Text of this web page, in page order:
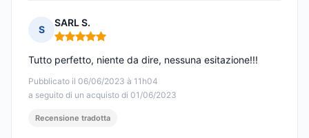
S
SARL S.
Nota: 5 su 5
Pubblicato il 06/06/2023 à 11h04
a seguito di un acquisto di 01/06/2023
Tutto perfetto, niente da dire, nessuna esitazione!!!
Recensione tradotta